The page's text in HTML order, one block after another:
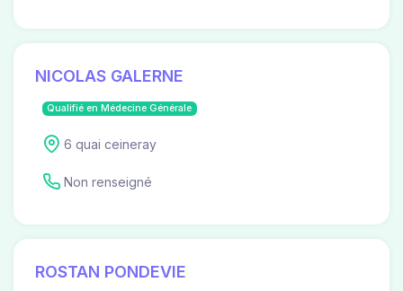
NICOLAS GALERNE
Qualifié en Médecine Générale
6 quai ceineray
Non renseigné
ROSTAN PONDEVIE